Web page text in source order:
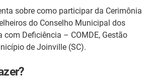
sobre como participar da Cerimônia
do Conselho Municipal dos
com Deficiência – COMDE, Gestão
de Joinville (SC).